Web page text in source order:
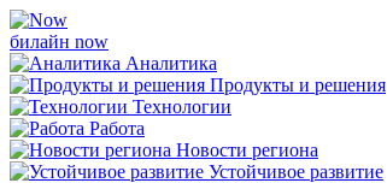
билайн now
Аналитика
Продукты и решения
Технологии
Работа
Новости региона
Устойчивое развитие